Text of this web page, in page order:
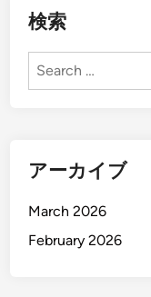
検索
Search
アーカイブ
March 2026
February 2026